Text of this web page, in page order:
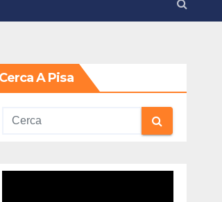
Cerca A Pisa